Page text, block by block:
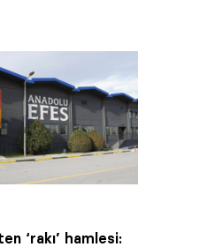
‘rakı’ hamlesi: